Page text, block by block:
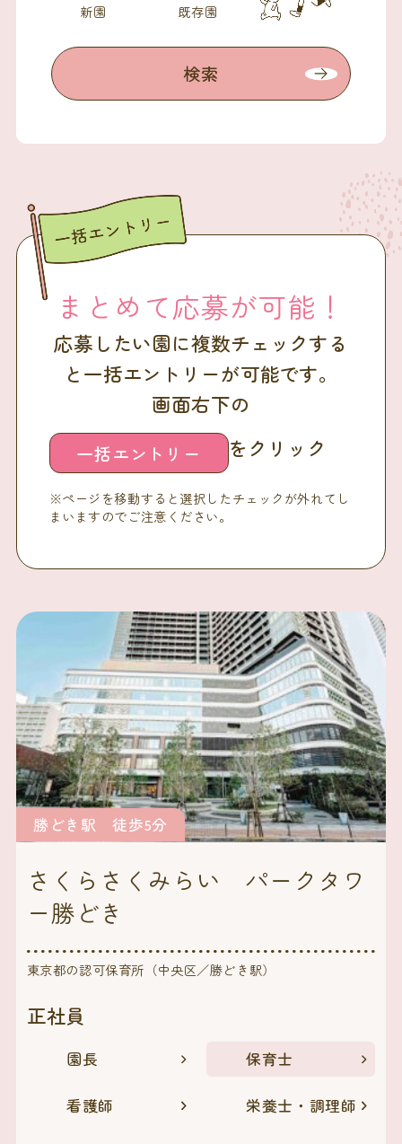
新園 既存園
検索
まとめて応募が可能！
応募したい園に複数チェックする
と一括エントリーが可能です。
画面右下の
一括エントリー をクリック
※ページを移動すると選択したチェックが外れてし
まいますのでご注意ください。
勝どき駅 徒歩5分
さくらさくみらい パークタワ
ー勝どき
東京都の認可保育所（中央区／勝どき駅）
正社員
園長 保育士
看護師 栄養士・調理師